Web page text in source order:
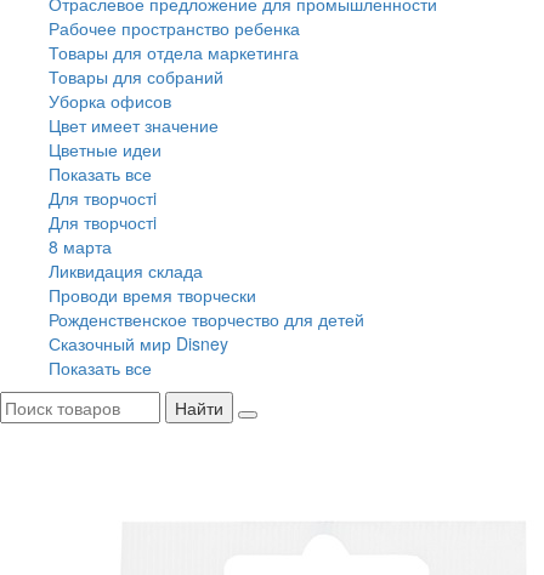
Рабочее пространство ребенка
Товары для отдела маркетинга
Товары для собраний
Уборка офисов
Цвет имеет значение
Цветные идеи
Показать все
Для творчостi
Для творчостi
8 марта
Ликвидация склада
Проводи время творчески
Рожденственское творчество для детей
Сказочный мир Disney
Показать все
Найти